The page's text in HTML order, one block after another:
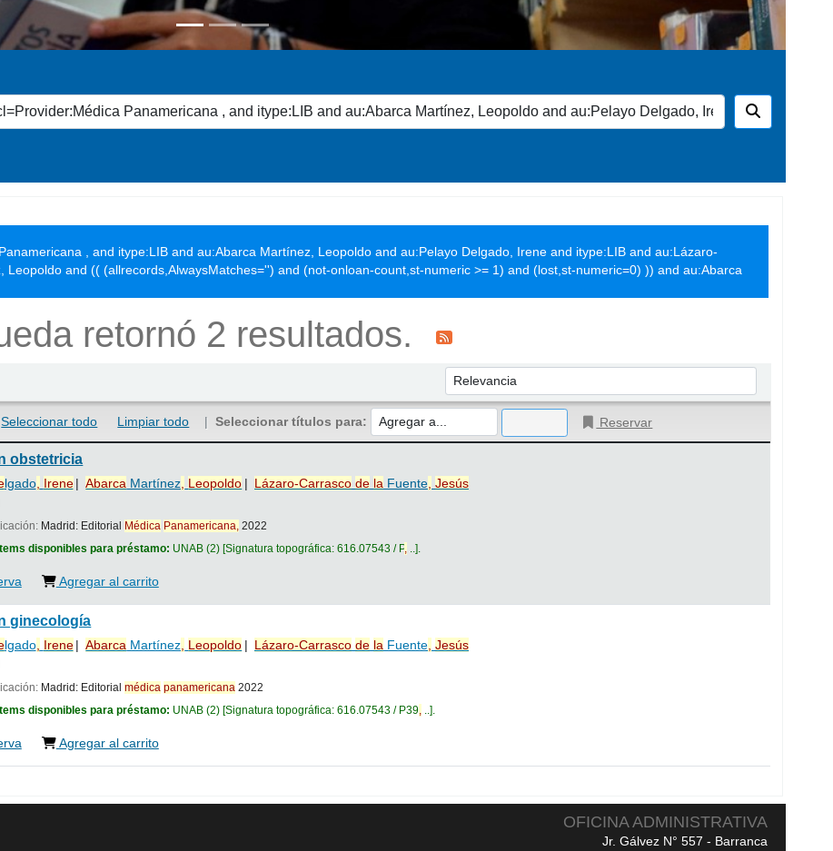
, and itype:LIB and au:Abarca Martínez, Leopoldo and au:Pelayo Delgado, Irene and itype:LIB and au:Lázaro-
and (( (allrecords,AlwaysMatches='') and (not-onloan-count,st-numeric >= 1) and (lost,st-numeric=0) )) and au:Abarca
retornó 2 resultados.
Ordenar por:
Seleccionar todo Limpiar todo Seleccionar títulos para: Reservar
obstetricia
lgado, Irene Abarca Martínez Leopoldo Lázaro-Carrasco de la Fuente Jesús
Madrid: Editorial Médica Panamericana, 2022
Ítems disponibles para préstamo: UNAB (2) Signatura topográfica:616.07543 / P, .. .
Agregar al carrito
ginecología
lgado, Irene Abarca Martínez Leopoldo Lázaro-Carrasco de la Fuente Jesús
Madrid: Editorialmédica panamericana 2022
Ítems disponibles para préstamo: UNAB (2) Signatura topográfica:616.07543 / P39, .. .
Agregar al carrito
OFICINA ADMINISTRATIVA
Jr. Gálvez N° 557 - Barranca